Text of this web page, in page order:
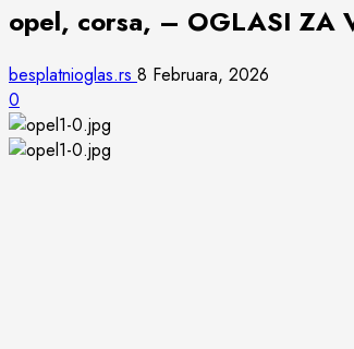
opel, corsa, – OGLASI ZA
besplatnioglas.rs 8 Februara, 2026
0